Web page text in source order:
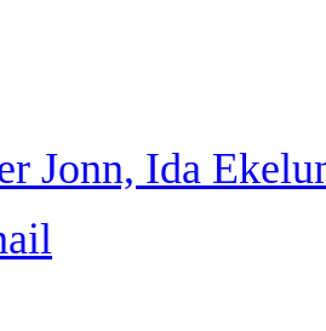
Jonn, Ida